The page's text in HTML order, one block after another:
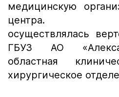
медицинскую
центра.
осуществлялась
ГБУЗ АО
областная
хирургическое